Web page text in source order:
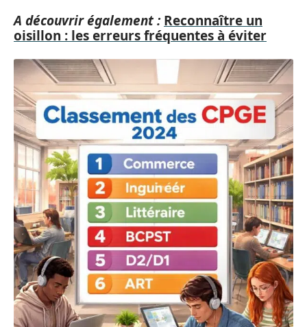
A découvrir également : Reconnaître un
oisillon : les erreurs fréquentes à éviter